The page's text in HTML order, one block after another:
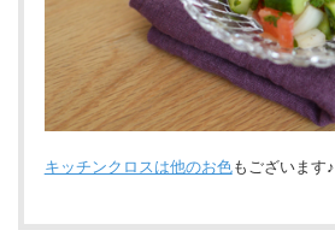
キッチンクロスは他のお色もございます♪